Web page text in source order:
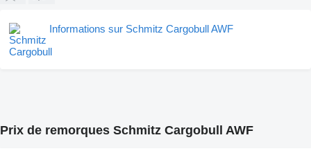
Informations sur Schmitz Cargobull AWF
Prix de remorques Schmitz Cargobull AWF